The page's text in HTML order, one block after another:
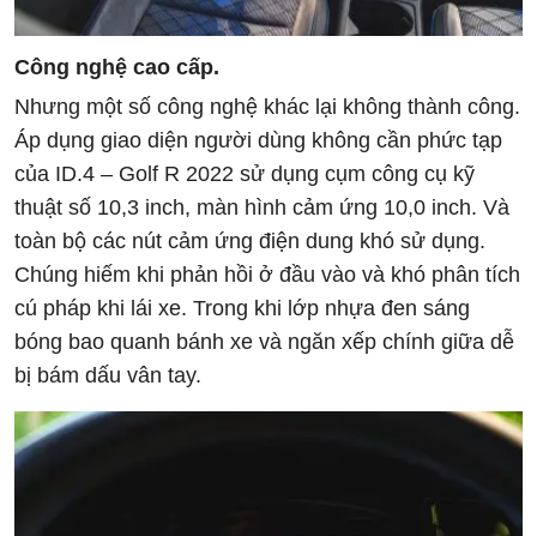
Công nghệ cao cấp.
Nhưng một số công nghệ khác lại không thành công.
Áp dụng giao diện người dùng không cần phức tạp
của ID.4 – Golf R 2022 sử dụng cụm công cụ kỹ
thuật số 10,3 inch, màn hình cảm ứng 10,0 inch. Và
toàn bộ các nút cảm ứng điện dung khó sử dụng.
Chúng hiếm khi phản hồi ở đầu vào và khó phân tích
cú pháp khi lái xe. Trong khi lớp nhựa đen sáng
bóng bao quanh bánh xe và ngăn xếp chính giữa dễ
bị bám dấu vân tay.